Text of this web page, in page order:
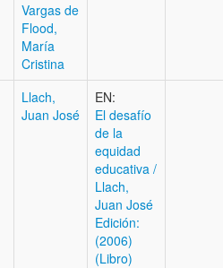
Vargas de
Flood,
María
Cristina
Llach,
Juan José
EN:
El desafío
de la
equidad
educativa /
Llach,
Juan José
Edición:
(2006)
(Libro)